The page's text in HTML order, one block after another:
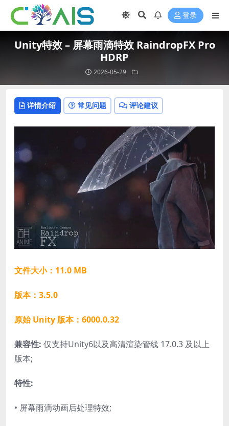
登录
Unity特效 – 屏幕雨滴特效 RaindropFX Pro
HDRP
2026-05-29
详情介绍 常见问题 评论建议
文件大小：11.0 MB
版本：3.5.0
原始 Unity 版本：6000.0.32
兼容性: 仅支持Unity6以及高清渲染管线 17.0.3 及以上
版本;
特性:
• 屏幕雨滴动画后处理特效;